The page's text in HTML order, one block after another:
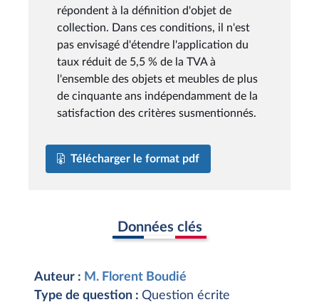
répondent à la définition d'objet de
collection. Dans ces conditions, il n'est
pas envisagé d'étendre l'application du
taux réduit de 5,5 % de la TVA à
l'ensemble des objets et meubles de plus
de cinquante ans indépendamment de la
satisfaction des critères susmentionnés.
Télécharger le format pdf
Données clés
Auteur : M. Florent Boudié
Type de question : Question écrite